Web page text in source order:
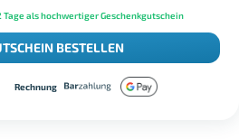
Tage als hochwertiger Geschenkgutschein
BESTELLEN
Rechnung